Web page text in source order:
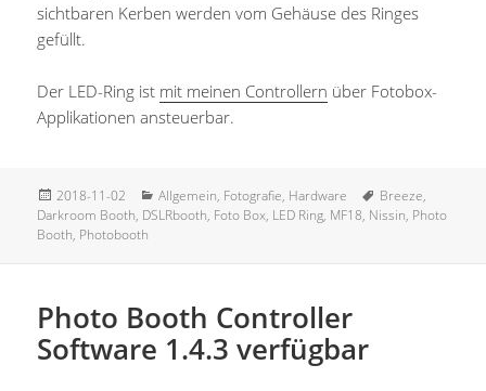
sichtbaren Kerben werden vom Gehäuse des Ringes
gefüllt.
Der LED-Ring ist mit meinen Controllern über Fotobox-
Applikationen ansteuerbar.
Veröffentlicht
am
2018-11-02 Kategorien
Allgemein, Fotografie, Hardware Schlagwörter
Breeze,
Darkroom Booth, DSLRbooth, Foto Box, LED Ring, MF18, Nissin, Photo
Booth, Photobooth
Photo Booth Controller
Software 1.4.3 verfügbar